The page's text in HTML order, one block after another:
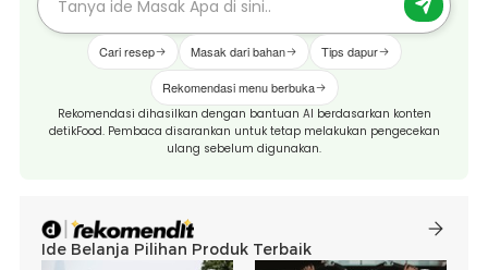
Cari resep Masak dari bahan Tips dapur
Rekomendasi menu berbuka
Rekomendasi dihasilkan dengan bantuan AI berdasarkan konten
detikFood. Pembaca disarankan untuk tetap melakukan pengecekan
ulang sebelum digunakan.